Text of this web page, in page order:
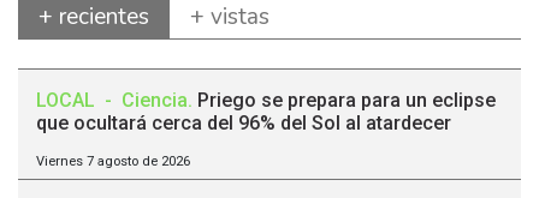
+ recientes + vistas
LOCAL - Ciencia. Priego se prepara para un eclipse
que ocultará cerca del 96% del Sol al atardecer
Viernes 7 agosto de 2026